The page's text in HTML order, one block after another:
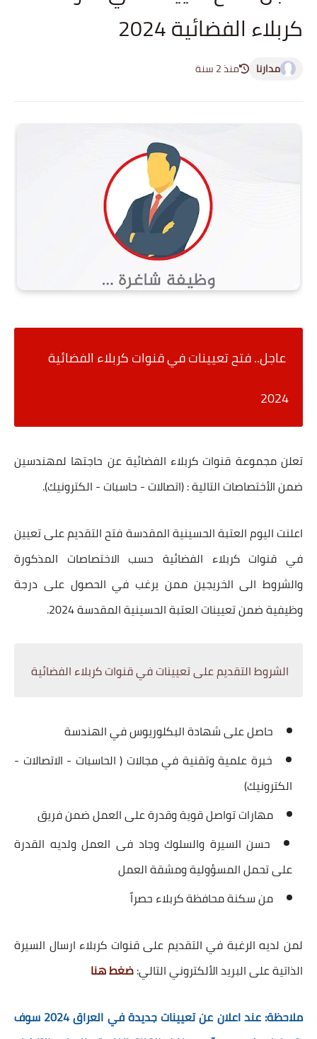
كربلاء الفضائية 2024
مدارنا منذ 2 سنة
عاجل.. فتح تعيينات في قنوات كربلاء الفضائية
2024
تعلن مجموعة قنوات كربلاء الفضائية عن حاجتها لمهندسين
ضمن الأختصاصات التالية : (اتصالات - حاسبات - الكترونيك).
اعلنت اليوم العتبة الحسينية المقدسة فتح التقديم على تعيين
في قنوات كربلاء الفضائية حسب الاختصاصات المذكورة
والشروط الى الخريجين ممن يرغب في الحصول على درجة
وظيفية ضمن تعيينات العتبة الحسينية المقدسة 2024.
الشروط التقديم على تعيينات في قنوات كربلاء الفضائية
حاصل على شهادة البكلوريوس في الهندسة
خبرة علمية وتقنية في مجالات ( الحاسبات - الاتصالات -
الكترونيك)
مهارات تواصل قوية وقدرة على العمل ضمن فريق
حسن السيرة والسلوك وجاد فى العمل ولديه القدرة
على تحمل المسؤولية ومشقة العمل
من سكنة محافظة كربلاء حصراً
لمن لديه الرغبة في التقديم على قنوات كربلاء ارسال السيرة
الذاتية على البريد الألكتروني التالي:ضغط هنا
ملاحظة: عند اعلان عن تعيينات جديدة في العراق 2024 سوف